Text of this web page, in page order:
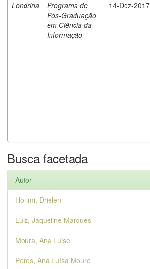
Londrina
Programa de
Pós-Graduação
em Ciência da
Informação
14-Dez-2017
Busca facetada
Autor
Horimi, Drielen
Luiz, Jaqueline Marques
Moura, Ana Luise
Peres, Ana Luísa Moure